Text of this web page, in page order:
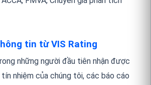
tin từ VIS Rating
những người đầu tiên nhận được
nhiệm của chúng tôi, các báo cáo